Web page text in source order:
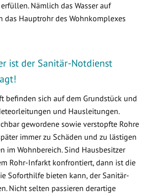
Nämlich das Wasser auf
das Hauptrohr des Wohnkomplexes
ist der Sanitär-Notdienst
befinden sich auf dem Grundstück und
und Hausleitungen.
gewordene sowie verstopfte Rohre
immer zu Schäden und zu lästigen
im Wohnbereich. Sind Hausbesitzer
Rohr-Infarkt konfrontiert, dann ist die
Soforthilfe bieten kann, der Sanitär-
Nicht selten passieren derartige